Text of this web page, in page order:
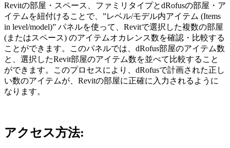
Revitの部屋・スペース、ファミリタイプとdRofusの部屋・ア
イテムを紐付けることで、”レベル/モデル内アイテム (Items
in level/model)” パネルを使って、Revitで選択した複数の部屋
(またはスペース) のアイテムオカレンス数を確認・比較する
ことができます。このパネルでは、dRofus部屋のアイテム数
と、選択したRevit部屋のアイテム数を並べて比較すること
ができます。このプロセスにより、dRofusで計画された正し
い数のアイテムが、Revitの部屋に正確に入力されるように
なります。
アクセス方法: